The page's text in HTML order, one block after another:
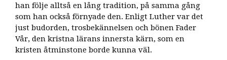
han följe alltså en lång tradition, på samma gång
som han också förnyade den. Enligt Luther var det
just budorden, trosbekännelsen och bönen Fader
Vår, den kristna lärans innersta kärn, som en
kristen åtminstone borde kunna väl.